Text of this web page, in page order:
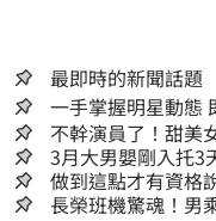
最即時的新聞話
不幹演員了！甜
收入全說了
3月大男嬰剛入托
心回9字
做到這點才有資格
長榮班機驚魂！